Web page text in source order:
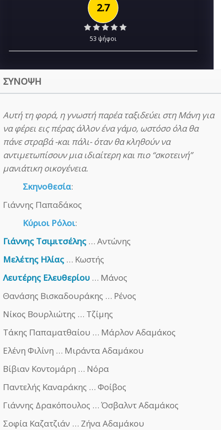
2.7
53 ψήφοι
ΣΥΝΟΨΗ
Αυτή τη φορά, η γνωστή παρέα ταξιδεύει στη Μάνη για
να φέρει εις πέρας άλλον ένα γάμο, ωστόσο όλα θα
πάνε στραβά -και πάλι- όταν θα κληθούν να
αντιμετωπίσουν μια ιδιαίτερη και πιο “σκοτεινή”
μανιάτικη οικογένεια.
Σκηνοθεσία:
Γιάννης Παπαδάκος
Κύριοι Ρόλοι:
Γιάννης Τσιμιτσέλης … Αντώνης
Μελέτης Ηλίας … Κωστής
Λευτέρης Ελευθερίου … Μάνος
Θανάσης Βισκαδουράκης … Ρένος
Νίκος Βουρλιώτης … Τζίμης
Τάκης Παπαματθαίου … Μάρλον Αδαμάκος
Ελένη Φιλίνη … Μιράντα Αδαμάκου
Βίβιαν Κοντομάρη … Νόρα
Παντελής Καναράκης … Φοίβος
Γιάννης Δρακόπουλος … Όσβαλντ Αδαμάκος
Σοφία Καζατζιάν … Ζήνα Αδαμάκου